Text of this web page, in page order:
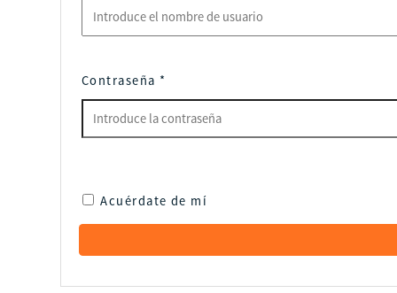
Contraseña *
Acuérdate de mí